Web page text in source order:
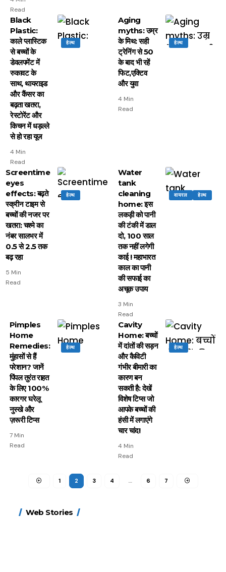
Read
हेल्थ
Black
Plastic:
काले प्लास्टिक
से बच्चों के
डेवलपमेंट में
रुकावट के
साथ, थायराइड
और कैंसर का
बढ़ता खतरा,
रेस्टोरेंट और
किचन में धड़ल्ले
से हो रहा यूज
4 Min
Read
हेल्थ
Aging
myths: उम्र
के मिथ: सही
ट्रेनिंग से 50
के बाद भी रहें
फिट,एक्टिव
और युवा
4 Min
Read
हेल्थ
Screentime
eyes
effects: बढ़ते
स्क्रीन टाइम से
बच्चों की नजर पर
खतरा: चश्मे का
नंबर सालभर में
0.5 से 2.5 तक
बढ़ रहा
5 Min
Read
वायरल हेल्थ
Water
tank
cleaning
home: इस
लकड़ी को पानी
की टंकी में डाल
दो, 100 साल
तक नहीं लगेगी
काई ! महाभारत
काल का पानी
की सफाई का
अचूक उपाय
3 Min
Read
हेल्थ
Pimples
Home
Remedies:
मुंहासों से हैं
परेशान? जानें
पिंपल तुरंत राहत
के लिए 100%
कारगर घरेलू
नुस्खे और
ज़रूरी टिप्स
7 Min
Read
हेल्थ
Cavity
Home: बच्चों
में दांतों की सड़न
और कैविटी
गंभीर बीमारी का
कारण बन
सकती है: देखें
विशेष टिप्स जो
आपके बच्चों की
हंसी में लगाएंगे
चार चांद!
4 Min
Read
1 2 3 4 … 6 7
Web Stories
15 नवंबर से लागू होंगे
FASTag के ये नए नियम,
मोटापे को कम करने के लिए